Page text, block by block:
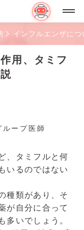
インフルエンザにつ
用、タミフ
ープ医師
、タミフルと何
いるのではない
種類があり、そ
が自分に合って
多いでしょう。